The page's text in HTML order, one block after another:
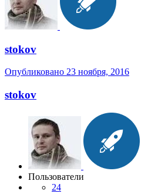
stokov
Опубликовано 23 ноября, 2016
stokov
Пользователи
24